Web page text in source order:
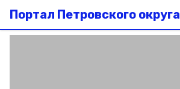
Портал Петровского округа